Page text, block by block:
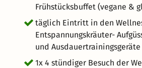
Frühstücksbuffet (vegane &
täglich Eintritt in den
Entspannungskräuter-
und Ausdauertrainingsgeräte
1x 4 stündiger Besuch der